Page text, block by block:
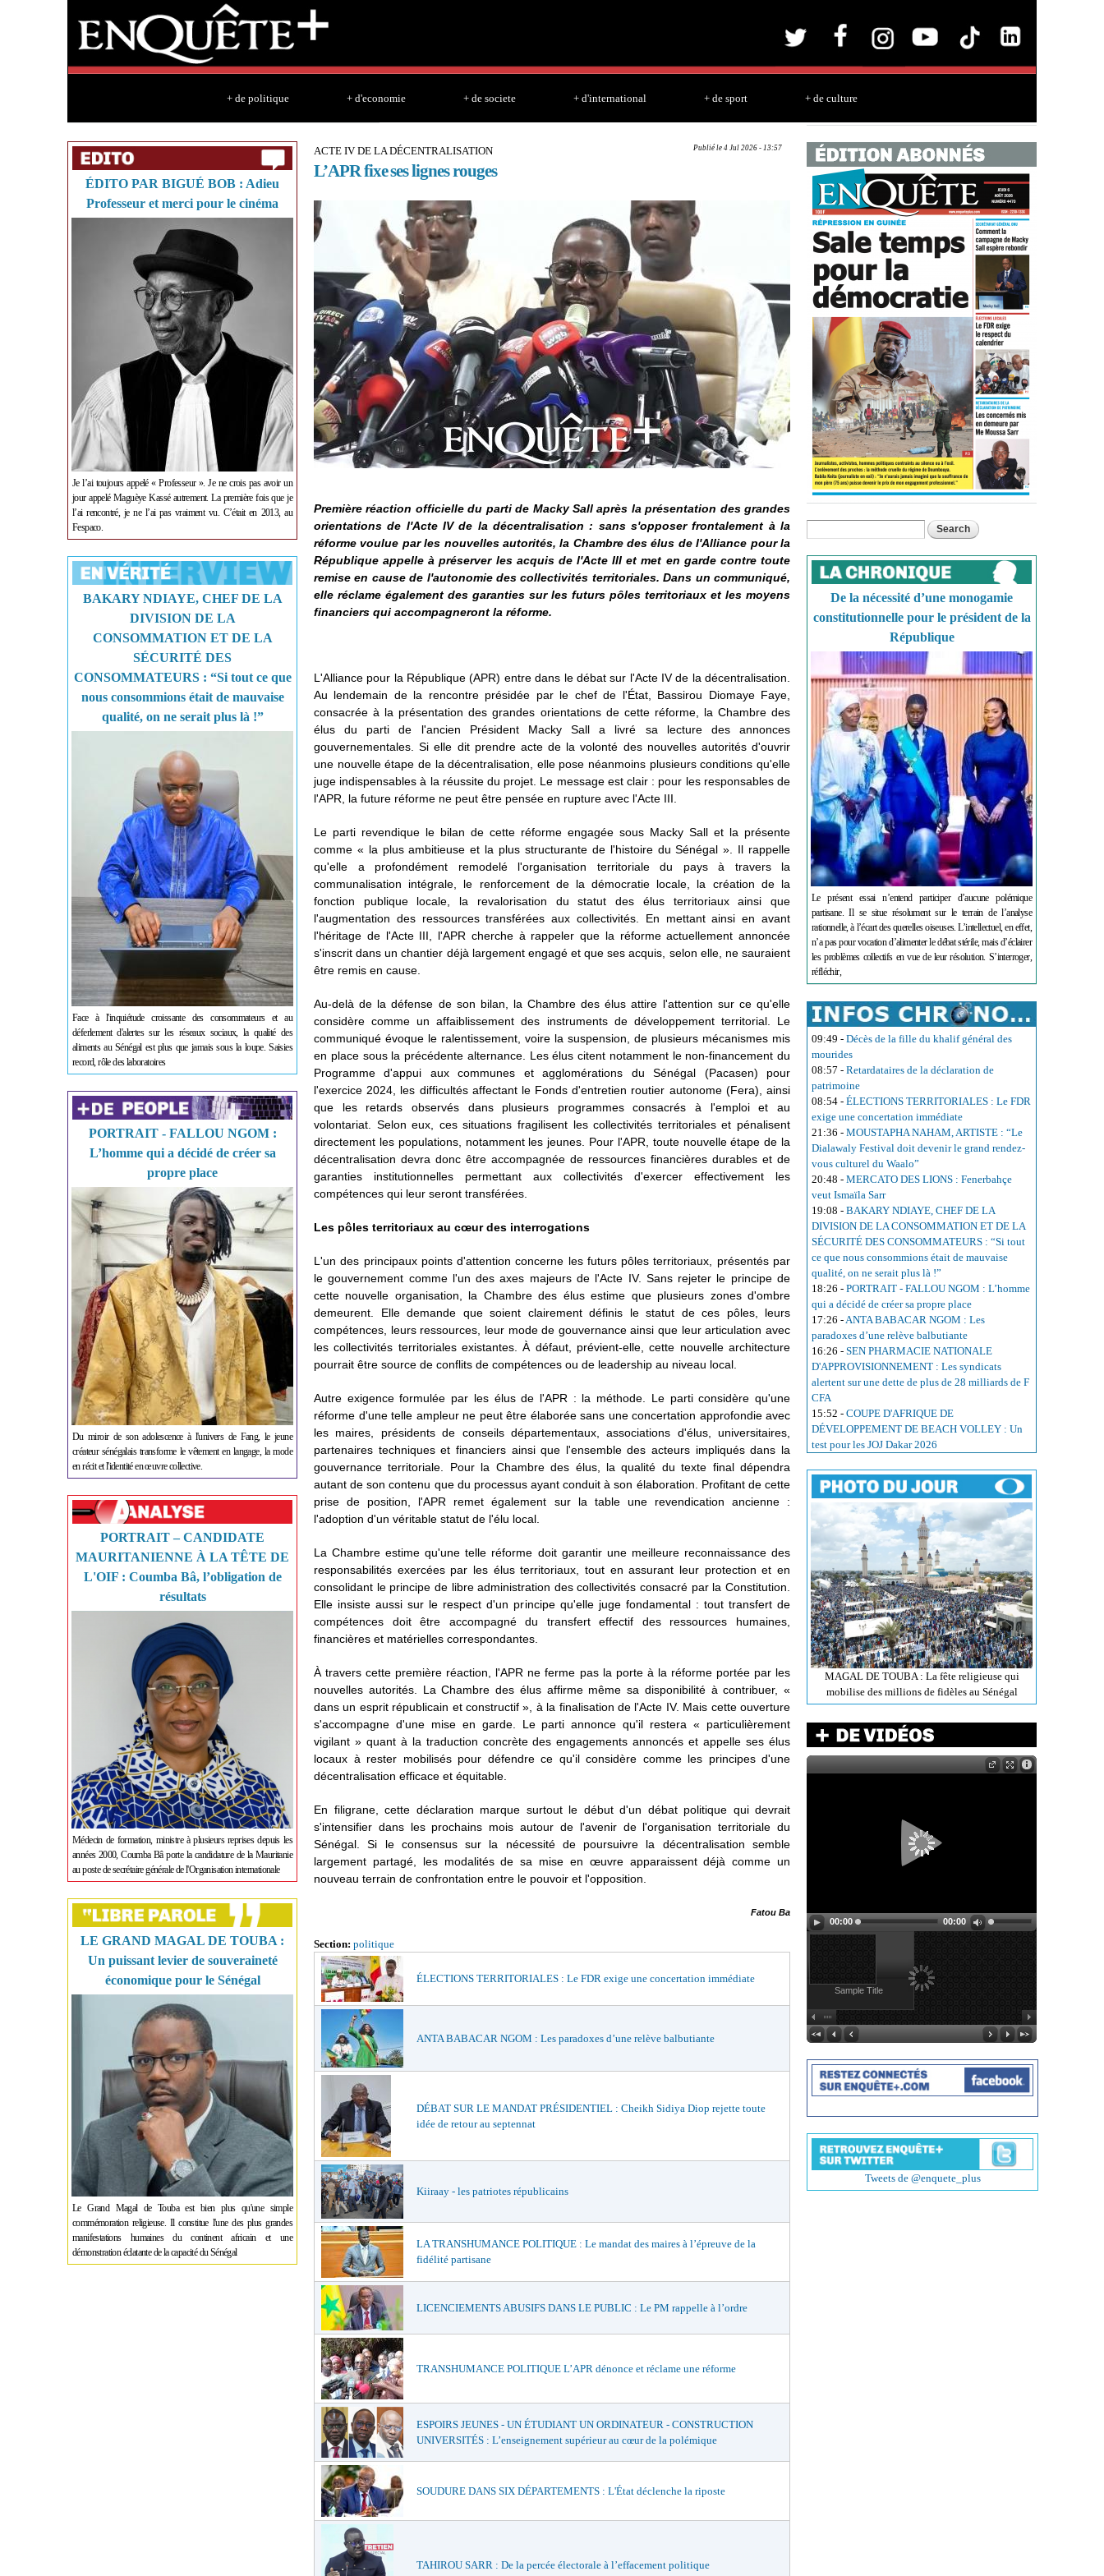
+ de politique + d'economie + de societe + d'international + de sport + de culture
ÉDITO PAR BIGUÉ BOB : Adieu
Professeur et merci pour le cinéma
Je l’ai toujours appelé « Professeur ». Je ne crois pas avoir un
jour appelé Maguèye Kassé autrement. La première fois que je
l’ai rencontré, je ne l’ai pas vraiment vu. C’était en 2013, au
Fespaco.
BAKARY NDIAYE, CHEF DE LA
DIVISION DE LA
CONSOMMATION ET DE LA
SÉCURITÉ DES
CONSOMMATEURS : “Si tout ce que
nous consommions était de mauvaise
qualité, on ne serait plus là !”
Face à l'inquiétude croissante des consommateurs et au
déferlement d'alertes sur les réseaux sociaux, la qualité des
aliments au Sénégal est plus que jamais sous la loupe. Saisies
record, rôle des laboratoires
PORTRAIT - FALLOU NGOM :
L’homme qui a décidé de créer sa
propre place
Du miroir de son adolescence à l'univers de Fang, le jeune
créateur sénégalais transforme le vêtement en langage, la mode
en récit et l'identité en œuvre collective.
PORTRAIT – CANDIDATE
MAURITANIENNE À LA TÊTE DE
L'OIF : Coumba Bâ, l’obligation de
résultats
Médecin de formation, ministre à plusieurs reprises depuis les
années 2000, Coumba Bâ porte la candidature de la Mauritanie
au poste de secrétaire générale de l'Organisation internationale
LE GRAND MAGAL DE TOUBA :
Un puissant levier de souveraineté
économique pour le Sénégal
Le Grand Magal de Touba est bien plus qu'une simple
commémoration religieuse. Il constitue l'une des plus grandes
manifestations humaines du continent africain et une
démonstration éclatante de la capacité du Sénégal
Publié le 4 Jul 2026 - 13:57
ACTE IV DE LA DÉCENTRALISATION
L’APR fixe ses lignes rouges
Première réaction officielle du parti de Macky Sall après la présentation des grandes
orientations de l'Acte IV de la décentralisation : sans s'opposer frontalement à la
réforme voulue par les nouvelles autorités, la Chambre des élus de l'Alliance pour la
République appelle à préserver les acquis de l'Acte III et met en garde contre toute
remise en cause de l'autonomie des collectivités territoriales. Dans un communiqué,
elle réclame également des garanties sur les futurs pôles territoriaux et les moyens
financiers qui accompagneront la réforme.
L'Alliance pour la République (APR) entre dans le débat sur l'Acte IV de la décentralisation.
Au lendemain de la rencontre présidée par le chef de l'État, Bassirou Diomaye Faye,
consacrée à la présentation des grandes orientations de cette réforme, la Chambre des
élus du parti de l'ancien Président Macky Sall a livré sa lecture des annonces
gouvernementales. Si elle dit prendre acte de la volonté des nouvelles autorités d'ouvrir
une nouvelle étape de la décentralisation, elle pose néanmoins plusieurs conditions qu'elle
juge indispensables à la réussite du projet. Le message est clair : pour les responsables de
l'APR, la future réforme ne peut être pensée en rupture avec l'Acte III.
Le parti revendique le bilan de cette réforme engagée sous Macky Sall et la présente
comme « la plus ambitieuse et la plus structurante de l'histoire du Sénégal ». Il rappelle
qu'elle a profondément remodelé l'organisation territoriale du pays à travers la
communalisation intégrale, le renforcement de la démocratie locale, la création de la
fonction publique locale, la revalorisation du statut des élus territoriaux ainsi que
l'augmentation des ressources transférées aux collectivités. En mettant ainsi en avant
l'héritage de l'Acte III, l'APR cherche à rappeler que la réforme actuellement annoncée
s'inscrit dans un chantier déjà largement engagé et que ses acquis, selon elle, ne sauraient
être remis en cause.
Au-delà de la défense de son bilan, la Chambre des élus attire l'attention sur ce qu'elle
considère comme un affaiblissement des instruments de développement territorial. Le
communiqué évoque le ralentissement, voire la suspension, de plusieurs mécanismes mis
en place sous la précédente alternance. Les élus citent notamment le non-financement du
Programme d'appui aux communes et agglomérations du Sénégal (Pacasen) pour
l'exercice 2024, les difficultés affectant le Fonds d'entretien routier autonome (Fera), ainsi
que les retards observés dans plusieurs programmes consacrés à l'emploi et au
volontariat. Selon eux, ces situations fragilisent les collectivités territoriales et pénalisent
directement les populations, notamment les jeunes. Pour l'APR, toute nouvelle étape de la
décentralisation devra donc être accompagnée de ressources financières durables et de
garanties institutionnelles permettant aux collectivités d'exercer effectivement les
compétences qui leur seront transférées.
Les pôles territoriaux au cœur des interrogations
L'un des principaux points d'attention concerne les futurs pôles territoriaux, présentés par
le gouvernement comme l'un des axes majeurs de l'Acte IV. Sans rejeter le principe de
cette nouvelle organisation, la Chambre des élus estime que plusieurs zones d'ombre
demeurent. Elle demande que soient clairement définis le statut de ces pôles, leurs
compétences, leurs ressources, leur mode de gouvernance ainsi que leur articulation avec
les collectivités territoriales existantes. À défaut, prévient-elle, cette nouvelle architecture
pourrait être source de conflits de compétences ou de leadership au niveau local.
Autre exigence formulée par les élus de l'APR : la méthode. Le parti considère qu'une
réforme d'une telle ampleur ne peut être élaborée sans une concertation approfondie avec
les maires, présidents de conseils départementaux, associations d'élus, universitaires,
partenaires techniques et financiers ainsi que l'ensemble des acteurs impliqués dans la
gouvernance territoriale. Pour la Chambre des élus, la qualité du texte final dépendra
autant de son contenu que du processus ayant conduit à son élaboration. Profitant de cette
prise de position, l'APR remet également sur la table une revendication ancienne :
l'adoption d'un véritable statut de l'élu local.
La Chambre estime qu'une telle réforme doit garantir une meilleure reconnaissance des
responsabilités exercées par les élus territoriaux, tout en assurant leur protection et en
consolidant le principe de libre administration des collectivités consacré par la Constitution.
Elle insiste aussi sur le respect d'un principe qu'elle juge fondamental : tout transfert de
compétences doit être accompagné du transfert effectif des ressources humaines,
financières et matérielles correspondantes.
À travers cette première réaction, l'APR ne ferme pas la porte à la réforme portée par les
nouvelles autorités. La Chambre des élus affirme même sa disponibilité à contribuer, «
dans un esprit républicain et constructif », à la finalisation de l'Acte IV. Mais cette ouverture
s'accompagne d'une mise en garde. Le parti annonce qu'il restera « particulièrement
vigilant » quant à la traduction concrète des engagements annoncés et appelle ses élus
locaux à rester mobilisés pour défendre ce qu'il considère comme les principes d'une
décentralisation efficace et équitable.
En filigrane, cette déclaration marque surtout le début d'un débat politique qui devrait
s'intensifier dans les prochains mois autour de l'avenir de l'organisation territoriale du
Sénégal. Si le consensus sur la nécessité de poursuivre la décentralisation semble
largement partagé, les modalités de sa mise en œuvre apparaissent déjà comme un
nouveau terrain de confrontation entre le pouvoir et l'opposition.
Fatou Ba
Section: politique
ÉLECTIONS TERRITORIALES : Le FDR exige une concertation immédiate
ANTA BABACAR NGOM : Les paradoxes d’une relève balbutiante
DÉBAT SUR LE MANDAT PRÉSIDENTIEL : Cheikh Sidiya Diop rejette toute
idée de retour au septennat
Kiiraay - les patriotes républicains
LA TRANSHUMANCE POLITIQUE : Le mandat des maires à l’épreuve de la
fidélité partisane
LICENCIEMENTS ABUSIFS DANS LE PUBLIC : Le PM rappelle à l’ordre
TRANSHUMANCE POLITIQUE L’APR dénonce et réclame une réforme
ESPOIRS JEUNES - UN ÉTUDIANT UN ORDINATEUR - CONSTRUCTION
UNIVERSITÉS : L’enseignement supérieur au cœur de la polémique
SOUDURE DANS SIX DÉPARTEMENTS : L'État déclenche la riposte
TAHIROU SARR : De la percée électorale à l’effacement politique
Search form
De la nécessité d’une monogamie
constitutionnelle pour le président de la
République
Le présent essai n’entend participer d’aucune polémique
partisane. Il se situe résolument sur le terrain de l’analyse
rationnelle, à l’écart des querelles oiseuses. L’intellectuel, en effet,
n’a pas pour vocation d’alimenter le débat stérile, mais d’éclairer
les problèmes collectifs en vue de leur résolution. S’interroger,
réfléchir,
09:49 - Décès de la fille du khalif général des
mourides
08:57 - Retardataires de la déclaration de
patrimoine
08:54 - ÉLECTIONS TERRITORIALES : Le FDR
exige une concertation immédiate
21:36 - MOUSTAPHA NAHAM, ARTISTE : “Le
Dialawaly Festival doit devenir le grand rendez-
vous culturel du Waalo”
20:48 - MERCATO DES LIONS : Fenerbahçe
veut Ismaïla Sarr
19:08 - BAKARY NDIAYE, CHEF DE LA
DIVISION DE LA CONSOMMATION ET DE LA
SÉCURITÉ DES CONSOMMATEURS : “Si tout
ce que nous consommions était de mauvaise
qualité, on ne serait plus là !”
18:26 - PORTRAIT - FALLOU NGOM : L’homme
qui a décidé de créer sa propre place
17:26 -ANTA BABACAR NGOM : Les
paradoxes d’une relève balbutiante
16:26 - SEN PHARMACIE NATIONALE
D'APPROVISIONNEMENT : Les syndicats
alertent sur une dette de plus de 28 milliards de F
CFA
15:52 - COUPE D'AFRIQUE DE
DÉVELOPPEMENT DE BEACH VOLLEY : Un
test pour les JOJ Dakar 2026
MAGAL DE TOUBA : La fête religieuse qui
mobilise des millions de fidèles au Sénégal
00:00 00:00
Sample Title
Tweets de @enquete_plus